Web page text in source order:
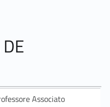
Associato